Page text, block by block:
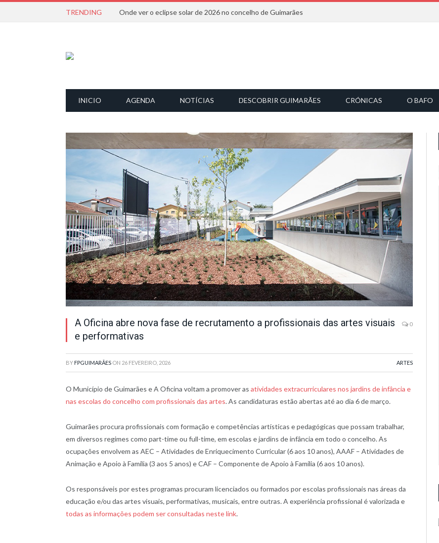
TRENDING Onde ver o eclipse solar de 2026 no concelho de Guimarães
INICIO AGENDA NOTÍCIAS DESCOBRIR GUIMARÃES CRÓNICAS O BAFO
A Oficina abre nova fase de recrutamento a profissionais das artes visuais
e performativas
0
BY FPGUIMARÃES ON 26 FEVEREIRO, 2026 ARTES
O Município de Guimarães e A Oficina voltam a promover as atividades extracurriculares nos jardins de infância e
nas escolas do concelho com profissionais das artes. As candidaturas estão abertas até ao dia 6 de março.
Guimarães procura profissionais com formação e competências artísticas e pedagógicas que possam trabalhar,
em diversos regimes como part-time ou full-time, em escolas e jardins de infância em todo o concelho. As
ocupações envolvem as AEC – Atividades de Enriquecimento Curricular (6 aos 10 anos), AAAF – Atividades de
Animação e Apoio à Família (3 aos 5 anos) e CAF – Componente de Apoio à Família (6 aos 10 anos).
Os responsáveis por estes programas procuram licenciados ou formados por escolas profissionais nas áreas da
educação e/ou das artes visuais, performativas, musicais, entre outras. A experiência profissional é valorizada e
todas as informações podem ser consultadas neste link.